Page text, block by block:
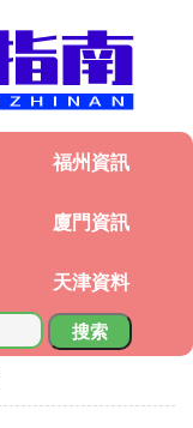
福州資訊
廈門資訊
天津資料
搜索